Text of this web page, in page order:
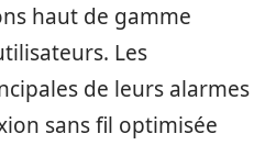
haut de gamme
Les
de leurs alarmes
sans fil optimisée